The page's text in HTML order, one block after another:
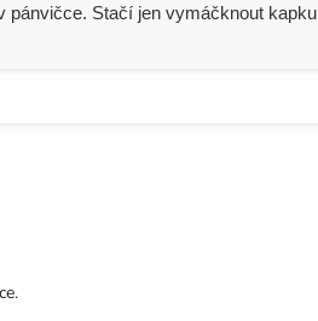
pánvičce. Stačí jen vymáčknout kapku